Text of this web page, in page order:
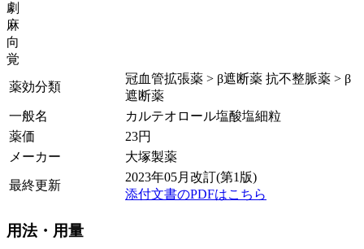
劇
麻
向
覚
薬効分類
冠血管拡張薬 > β遮断薬 抗不整脈薬 > β
遮断薬
一般名
カルテオロール塩酸塩細粒
薬価
23円
メーカー
大塚製薬
最終更新
2023年05月改訂(第1版)
添付文書のPDFはこちら
用法・用量